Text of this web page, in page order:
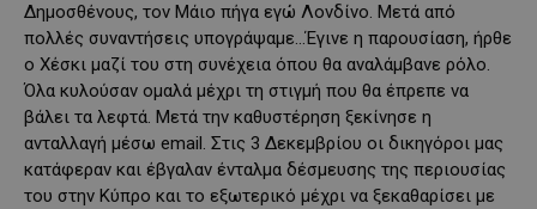
Δημοσθένους, τον Μάιο πήγα εγώ Λονδίνο. Μετά από
πολλές συναντήσεις υπογράψαμε…Έγινε η παρουσίαση, ήρθε
ο Χέσκι μαζί του στη συνέχεια όπου θα αναλάμβανε ρόλο.
Όλα κυλούσαν ομαλά μέχρι τη στιγμή που θα έπρεπε να
βάλει τα λεφτά. Μετά την καθυστέρηση ξεκίνησε η
ανταλλαγή μέσω email. Στις 3 Δεκεμβρίου οι δικηγόροι μας
κατάφεραν και έβγαλαν ένταλμα δέσμευσης της περιουσίας
του στην Κύπρο και το εξωτερικό μέχρι να ξεκαθαρίσει με